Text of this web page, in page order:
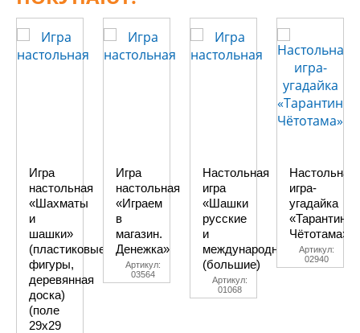
Игра
настольная
«Шахматы
и
шашки»
(пластиковые
фигуры,
деревянная
доска)
(поле
29х29
Игра
настольная
«Играем
в
магазин.
Денежка»
Артикул:
03564
Настольная
игра
«Шашки
русские
и
международные»
(большие)
Артикул:
01068
Настольная
игра-
угадайка
Чётотама»
Артикул:
02940